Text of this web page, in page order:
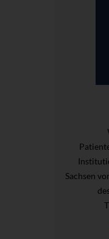
Sachsen